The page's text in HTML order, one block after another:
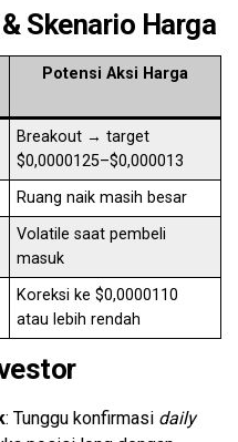
Skenario Harga
Potensi Aksi Harga
Breakout → target
$0,0000125–$0,000013
Ruang naik masih besar
Volatile saat pembeli
masuk
Koreksi ke $0,0000110
atau lebih rendah
: Tunggu konfirmasi daily